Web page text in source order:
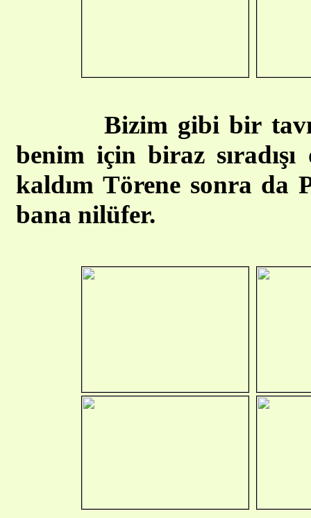
Bizim gibi bir
benim için biraz
kaldım Törene sonra da
bana nilüfer.